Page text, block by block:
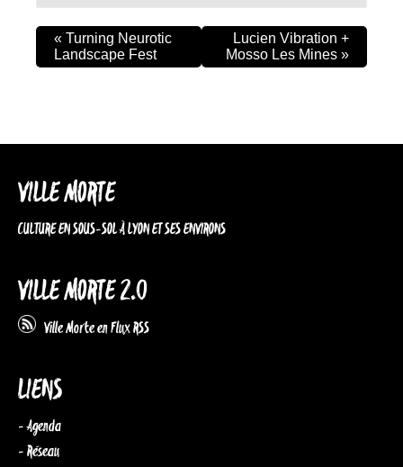
« Turning Neurotic
Landscape Fest
Lucien Vibration +
Mosso Les Mines »
VILLE MORTE
CULTURE EN SOUS-SOL À LYON ET SES ENVIRONS
VILLE MORTE 2.0
Ville Morte en Flux RSS
LIENS
- Agenda
- Réseau